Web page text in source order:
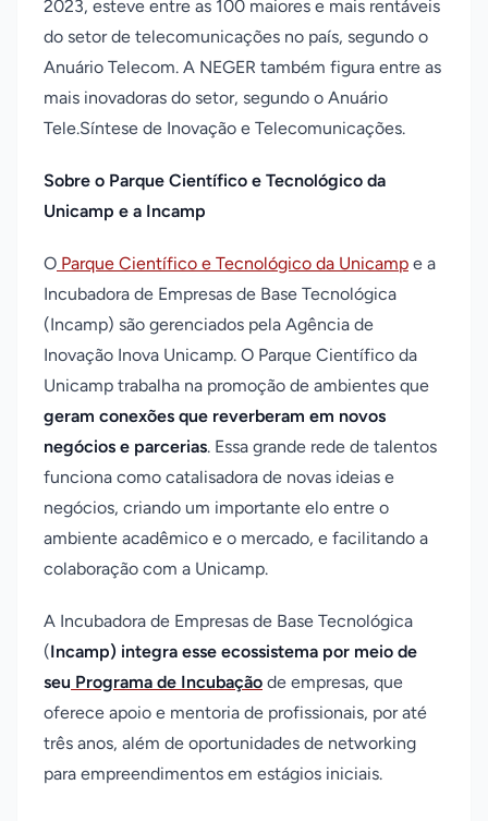
2023, esteve entre as 100 maiores e mais rentáveis
do setor de telecomunicações no país, segundo o
Anuário Telecom. A NEGER também figura entre as
mais inovadoras do setor, segundo o Anuário
Tele.Síntese de Inovação e Telecomunicações.
Sobre o Parque Científico e Tecnológico da
Unicamp e a Incamp
O Parque Científico e Tecnológico da Unicamp e a
Incubadora de Empresas de Base Tecnológica
(Incamp) são gerenciados pela Agência de
Inovação Inova Unicamp. O Parque Científico da
Unicamp trabalha na promoção de ambientes que
geram conexões que reverberam em novos
negócios e parcerias. Essa grande rede de talentos
funciona como catalisadora de novas ideias e
negócios, criando um importante elo entre o
ambiente acadêmico e o mercado, e facilitando a
colaboração com a Unicamp.
A Incubadora de Empresas de Base Tecnológica
(Incamp) integra esse ecossistema por meio de
seu Programa de Incubação de empresas, que
oferece apoio e mentoria de profissionais, por até
três anos, além de oportunidades de networking
para empreendimentos em estágios iniciais.